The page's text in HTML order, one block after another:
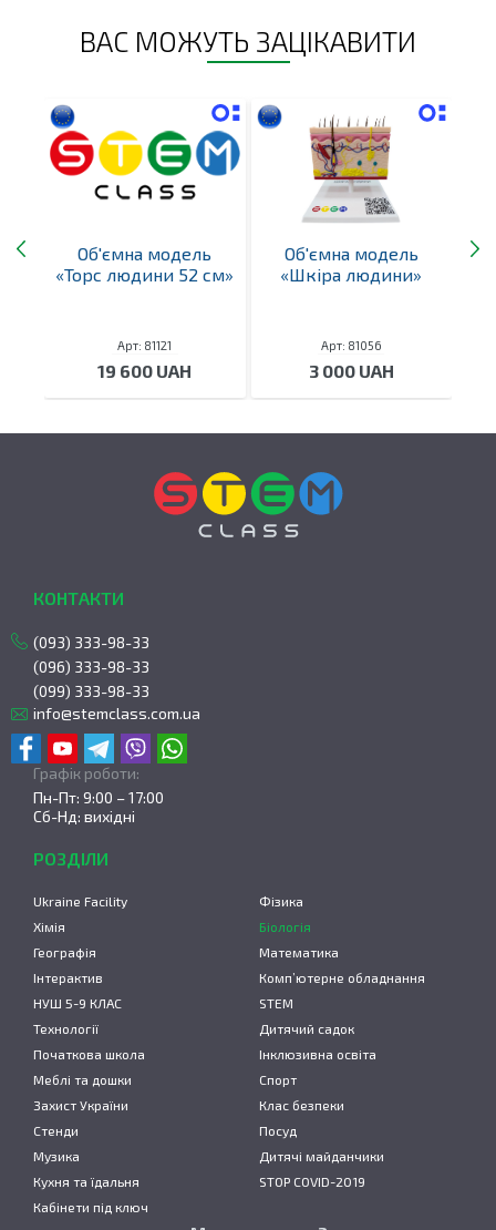
ВАС МОЖУТЬ ЗАЦІКАВИТИ
Об'ємна модель
«Торс людини 52 см»
Арт: 81121
19 600 UAH
Об'ємна модель
«Шкіра людини»
Арт: 81056
3 000 UAH
КОНТАКТИ
(093) 333-98-33
(096) 333-98-33
(099) 333-98-33
info@stemclass.com.ua
Графік роботи:
Пн-Пт: 9:00 – 17:00
Сб-Нд: вихідні
РОЗДІЛИ
Ukraine Facility
Фізика
Хімія
Біологія
Географія
Математика
Інтерактив
Комп’ютерне обладнання
НУШ 5-9 КЛАС
STEM
Технології
Дитячий садок
Початкова школа
Інклюзивна освіта
Меблі та дошки
Спорт
Захист України
Клас безпеки
Стенди
Посуд
Музика
Дитячі майданчики
Кухня та їдальня
STOP COVID-2019
Кабінети під ключ